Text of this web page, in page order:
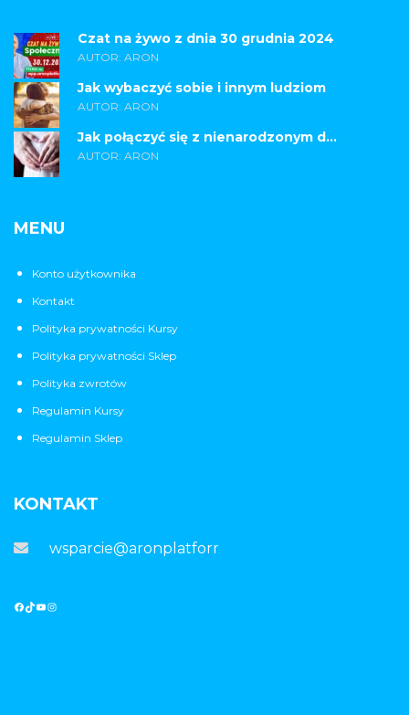
Czat na żywo z dnia 30 grudnia 2024
AUTOR: ARON
Jak wybaczyć sobie i innym ludziom
AUTOR: ARON
Jak połączyć się z nienarodzonym d...
AUTOR: ARON
MENU
Konto użytkownika
Kontakt
Polityka prywatności Kursy
Polityka prywatności Sklep
Polityka zwrotów
Regulamin Kursy
Regulamin Sklep
KONTAKT
wsparcie@aronplatforma.pl